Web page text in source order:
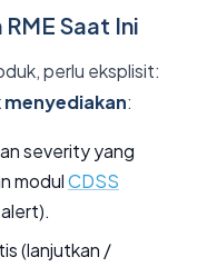
Saat Ini
perlu eksplisit:
:
severity yang
modulCDSS
(lanjutkan /